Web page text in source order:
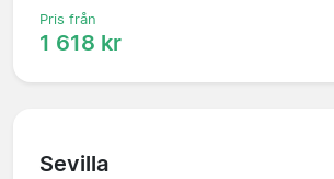
Pris från
1 618 kr
Sevilla